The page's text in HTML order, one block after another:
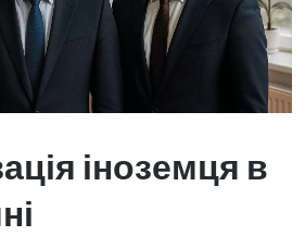
іноземця в